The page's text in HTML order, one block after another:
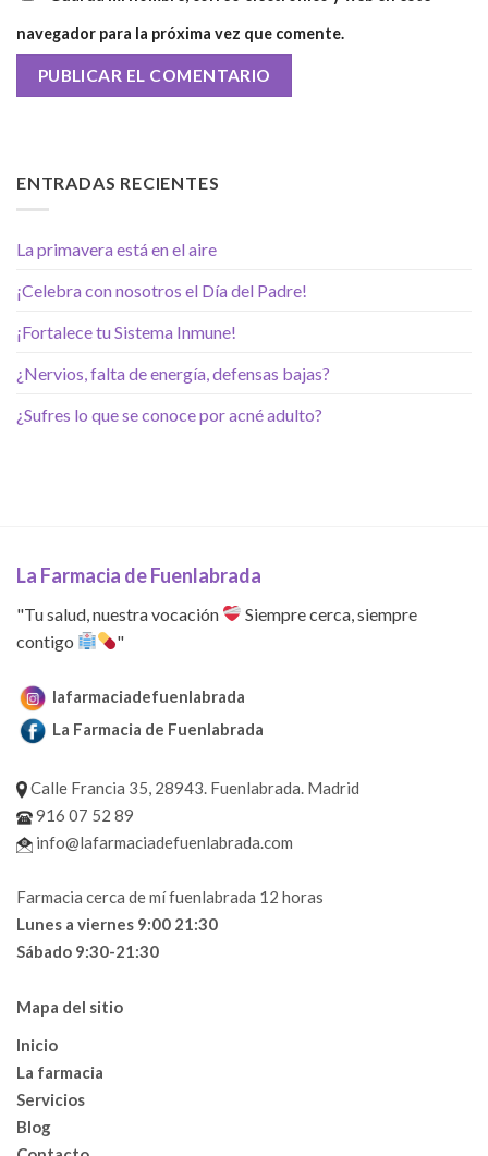
navegador para la próxima vez que comente.
ENTRADAS RECIENTES
La primavera está en el aire
¡Celebra con nosotros el Día del Padre!
¡Fortalece tu Sistema Inmune!
¿Nervios, falta de energía, defensas bajas?
¿Sufres lo que se conoce por acné adulto?
La Farmacia de Fuenlabrada
"Tu salud, nuestra vocación
Siempre cerca, siempre
contigo
"
lafarmaciadefuenlabrada
La Farmacia de Fuenlabrada
Calle Francia 35, 28943. Fuenlabrada. Madrid
916 07 52 89
info@lafarmaciadefuenlabrada.com
Farmacia cerca de mí fuenlabrada 12 horas
Lunes a viernes 9:00 21:30
Sábado 9:30-21:30
Mapa del sitio
Inicio
La farmacia
Servicios
Blog